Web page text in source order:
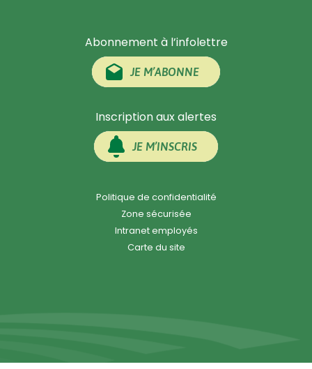
Abonnement à l’infolettre
JE M’ABONNE
Inscription aux alertes
JE M’INSCRIS
Politique de confidentialité
Zone sécurisée
Intranet employés
Carte du site